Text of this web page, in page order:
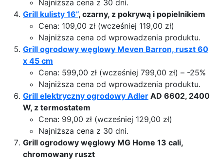
Najniższa cena z 30 dni.
Grill kulisty 16”, czarny, z pokrywą i popielnikiem
Cena: 109,00 zł (wcześniej 119,00 zł)
Najniższa cena od wprowadzenia produktu.
Grill ogrodowy węglowy Meven Barron, ruszt 60
x 45 cm
Cena: 599,00 zł (wcześniej 799,00 zł) – -25%
Najniższa cena od wprowadzenia produktu.
Grill elektryczny ogrodowy Adler AD 6602, 2400
W, z termostatem
Cena: 99,00 zł (wcześniej 129,00 zł)
Najniższa cena z 30 dni.
Grill ogrodowy węglowy MG Home 13 cali,
chromowany ruszt